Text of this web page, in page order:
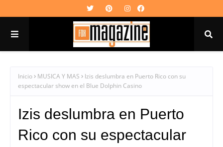
Inicio MUSICA Y MAS
Izis deslumbra en Puerto Rico con su
espectacular show en el Blue Dolphin Casino
Izis deslumbra en Puerto
Rico con su espectacular